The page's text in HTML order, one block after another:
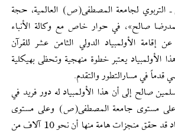
ـ التربوي لجامعة المصطفى(ص) العالمية، حجة
صالح»، في حوار خاص مع وكالة الأنباء
عن إقامة الأولمبياد الدولي الثامن عشر للقرآن
الأولمبياد يعتبر خطوة منهجية وتحظى بهيكلية
في مسارالتطور والتقدم.
صالح إلى أن هذا الأولمبياد له دور فريد في
على مستوى جامعة المصطفى(ص) وعلى مستوى
العالم، مضيفاً أن الأولمبياد قد حقق منجزات هامة منها أن نحو 10 آلاف من